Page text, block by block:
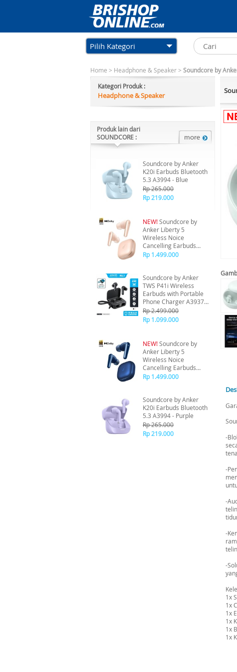
Pilih Kategori
Home > Headphone & Speaker> Soundcore by
Kategori Produk :
Headphone & Speaker
Produk lain dari
SOUNDCORE :
Soundcore by Anker
K20i Earbuds Bluetooth
5.3 A3994 - Blue
Rp 265.000
Rp 219.000
NEW!Soundcore by
Anker Liberty 5
Wireless Noice
Cancelling Earbuds
A3957 - Pink
Rp 1.499.000
Soundcore by Anker
TWS P41i Wireless
Earbuds with Portable
Phone Charger A3937 -
Black
Rp 2.499.000
Rp 1.099.000
NEW!Soundcore by
Anker Liberty 5
Wireless Noice
Cancelling Earbuds
A3957 - Blue
Rp 1.499.000
Soundcore by Anker
K20i Earbuds Bluetooth
5.3 A3994 - Purple
Rp 265.000
Rp 219.000
-
-
-
-
-
1x
1x
1x
1x
1x
1x